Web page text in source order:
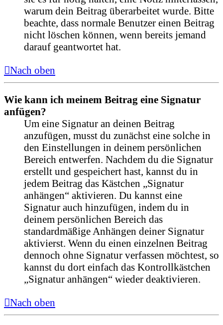
warum dein Beitrag überarbeitet wurde. Bitte
beachte, dass normale Benutzer einen Beitrag
nicht löschen können, wenn bereits jemand
darauf geantwortet hat.
Nach oben
Wie kann ich meinem Beitrag eine Signatur
anfügen?
Um eine Signatur an deinen Beitrag
anzufügen, musst du zunächst eine solche in
den Einstellungen in deinem persönlichen
Bereich entwerfen. Nachdem du die Signatur
erstellt und gespeichert hast, kannst du in
jedem Beitrag das Kästchen „Signatur
anhängen“ aktivieren. Du kannst eine
Signatur auch hinzufügen, indem du in
deinem persönlichen Bereich das
standardmäßige Anhängen deiner Signatur
aktivierst. Wenn du einen einzelnen Beitrag
dennoch ohne Signatur verfassen möchtest, so
kannst du dort einfach das Kontrollkästchen
„Signatur anhängen“ wieder deaktivieren.
Nach oben